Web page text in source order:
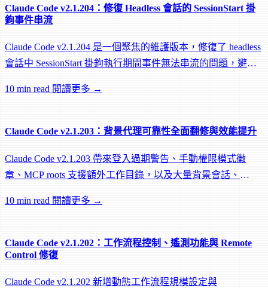
Claude Code v2.1.204：修復 Headless 會話的 SessionStart 掛
鉤事件串流
Claude Code v2.1.204 是一個聚焦的維護版本，修復了 headless
會話中 SessionStart 掛鉤執行期間事件無法串流的問題，避免
10 min read 閱讀更多 →
Claude Code v2.1.203：背景代理可靠性全面翻修與效能提升
Claude Code v2.1.203 帶來登入過期警告、手動權限模式徽
章、MCP roots 支援額外工作目錄，以及大量背景會話、
10 min read 閱讀更多 →
Claude Code v2.1.202：工作流程控制、遙測功能與 Remote
Control 修復
Claude Code v2.1.202 新增動態工作流程規模設定與